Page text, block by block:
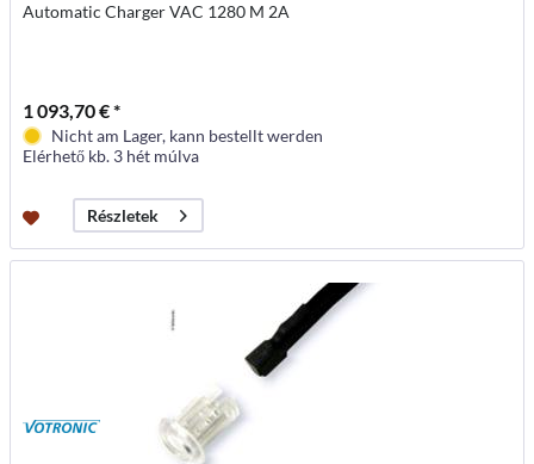
Automatic Charger VAC 1280 M 2A
1 093,70 € *
Nicht am Lager, kann bestellt werden
Elérhető kb. 3 hét múlva
Részletek